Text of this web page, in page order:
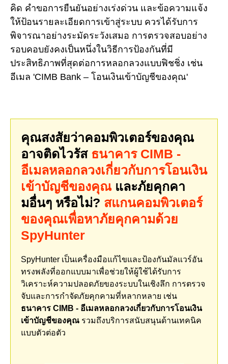
คิด คำขอการยืนยันอย่างเร่งด่วน และข้อความแจ้ง
ให้ป้อนรายละเอียดการเข้าสู่ระบบ ควรได้รับการ
พิจารณาอย่างระมัดระวังเสมอ การตรวจสอบอย่าง
รอบคอบยังคงเป็นหนึ่งในวิธีการป้องกันที่มี
ประสิทธิภาพที่สุดต่อการหลอกลวงแบบฟิชชิ่ง เช่น
อีเมล 'CIMB Bank – โอนเงินเข้าบัญชีของคุณ'
คุณสงสัยว่าคอมพิวเตอร์ของคุณ
อาจติดไวรัส ธนาคาร CIMB -
อีเมลหลอกลวงเกี่ยวกับการโอนเงิน
เข้าบัญชีของคุณและภัยคุกคา
มอื่นๆ หรือไม่? สแกนคอมพิวเตอร์
ของคุณเพื่อหาภัยคุกคามด้วย
SpyHunter
SpyHunter เป็นเครื่องมือแก้ไขและป้องกันมัลแวร์อัน
ทรงพลังที่ออกแบบมาเพื่อช่วยให้ผู้ใช้ได้รับการ
วิเคราะห์ความปลอดภัยของระบบในเชิงลึก การตรวจ
จับและการกำจัดภัยคุกคามที่หลากหลาย เช่น
ธนาคาร CIMB - อีเมลหลอกลวงเกี่ยวกับการโอนเงิน
เข้าบัญชีของคุณ รวมถึงบริการสนับสนุนด้านเทคนิค
แบบตัวต่อตัว